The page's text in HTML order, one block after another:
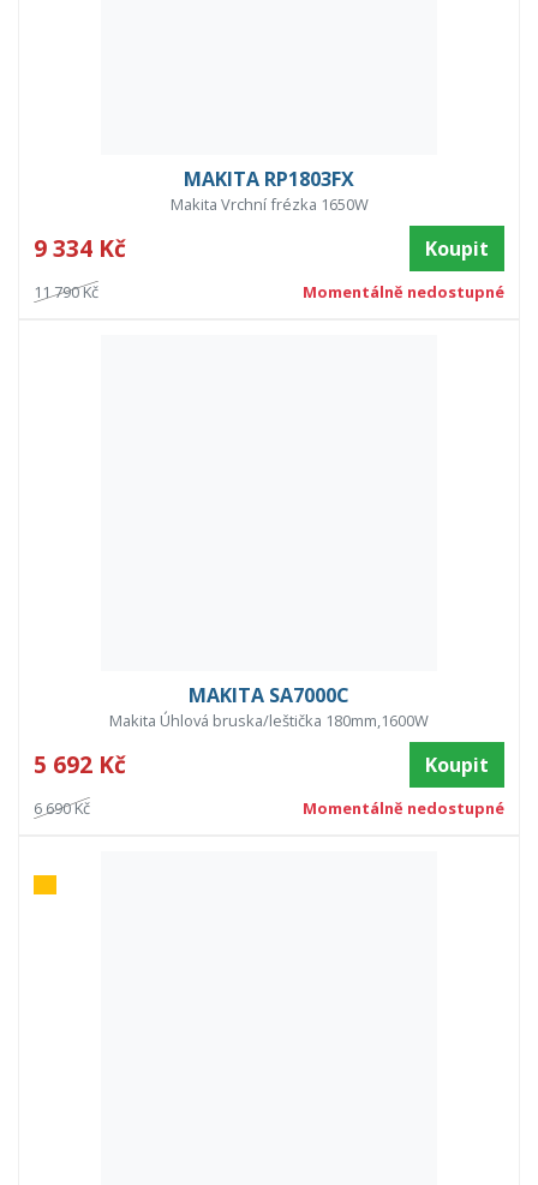
MAKITA RP1803FX
Makita Vrchní frézka 1650W
9 334 Kč Koupit
11 790 Kč Momentálně nedostupné
MAKITA SA7000C
Makita Úhlová bruska/leštička 180mm,1600W
5 692 Kč Koupit
6 690 Kč Momentálně nedostupné